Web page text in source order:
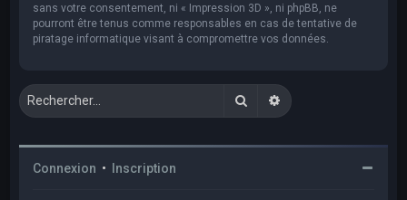
sans votre consentement, ni « Impression 3D », ni phpBB, ne
pourront être tenus comme responsables en cas de tentative de
piratage informatique visant à compromettre vos données.
RechercherRecherche avancée
Connexion • Inscription